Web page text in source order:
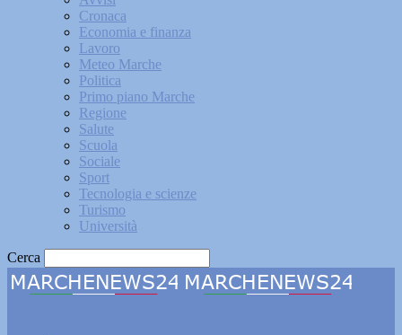
Cronaca
Economia e finanza
Lavoro
Meteo Marche
Politica
Primo piano Marche
Regione
Salute
Scuola
Sociale
Sport
Tecnologia e scienze
Turismo
Università
Cerca